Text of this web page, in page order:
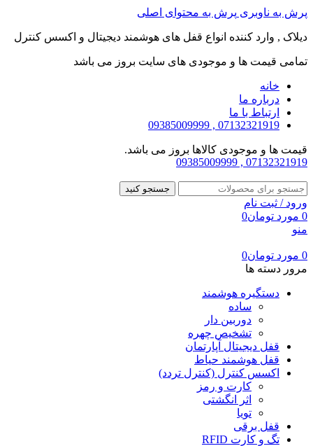
پرش به ناوبری پرش به محتوای اصلی
دیلاک , وارد کننده انواع قفل های هوشمند دیجیتال و اکسس کنترل
تمامی قیمت ها و موجودی های سایت بروز می باشد
خانه
درباره ما
ارتباط با ما
07132321919 , 09385009999
قیمت ها و موجودی کالاها بروز می باشد.
07132321919 , 09385009999
جستجو کنید
ورود / ثبت نام
0 مورد تومان0
منو
0 مورد تومان0
مرور دسته ها
دستگیره هوشمند
ساده
دوربین دار
تشخیص چهره
قفل دیجیتال آپارتمان
قفل هوشمند حیاط
اکسس کنترل (کنترل تردد)
کارت و رمز
اثر انگشتی
تویا
قفل برقی
تگ و کارت RFID